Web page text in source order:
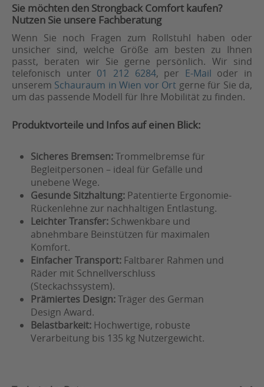
Sie möchten den Strongback Comfort kaufen?
Nutzen Sie unsere Fachberatung
Wenn Sie noch Fragen zum Rollstuhl haben oder
unsicher sind, welche Größe am besten zu Ihnen
passt, beraten wir Sie gerne persönlich. Wir sind
telefonisch unter 01 212 6284, per E-Mail oder in
unserem Schauraum in Wien vor Ort gerne für Sie da,
um das passende Modell für Ihre Mobilität zu finden.
Produktvorteile und Infos auf einen Blick:
Sicheres Bremsen:Trommelbremse für
Begleitpersonen – ideal für Gefälle und
unebene Wege.
Gesunde Sitzhaltung: Patentierte Ergonomie-
Rückenlehne zur nachhaltigen Entlastung.
Leichter Transfer: Schwenkbare und
abnehmbare Beinstützen für maximalen
Komfort.
Einfacher Transport: Faltbarer Rahmen und
Räder mit Schnellverschluss
(Steckachssystem).
Prämiertes Design:Träger des German
Design Award.
Belastbarkeit: Hochwertige, robuste
Verarbeitung bis 135 kg Nutzergewicht.